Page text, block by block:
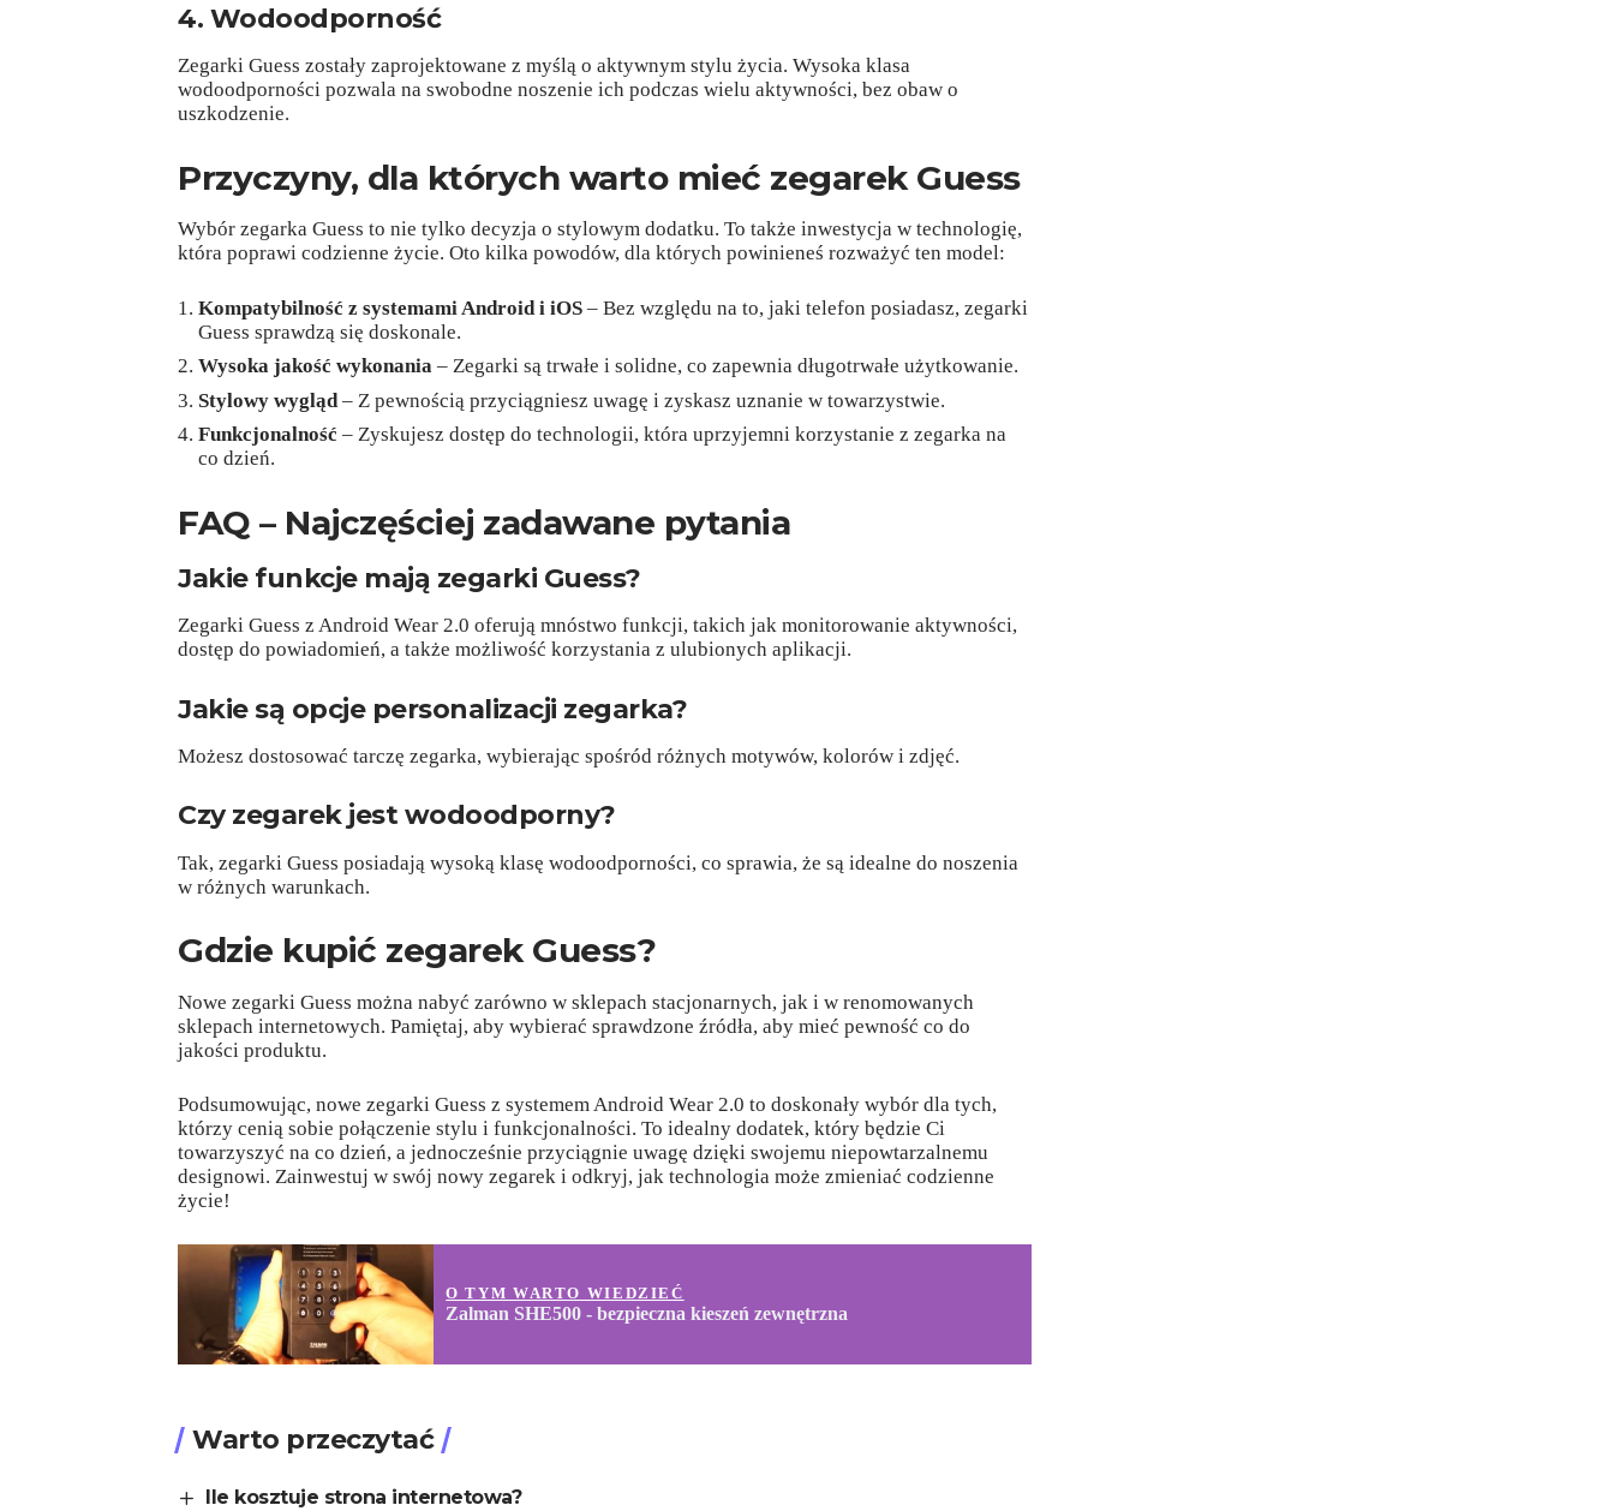
4. Wodoodporność
Zegarki Guess zostały zaprojektowane z myślą o aktywnym stylu życia. Wysoka klasa
wodoodporności pozwala na swobodne noszenie ich podczas wielu aktywności, bez obaw o
uszkodzenie.
Przyczyny, dla których warto mieć zegarek Guess
Wybór zegarka Guess to nie tylko decyzja o stylowym dodatku. To także inwestycja w technologię,
która poprawi codzienne życie. Oto kilka powodów, dla których powinieneś rozważyć ten model:
Kompatybilność z systemami Android i iOS – Bez względu na to, jaki telefon posiadasz, zegarki
Guess sprawdzą się doskonale.
Wysoka jakość wykonania – Zegarki są trwałe i solidne, co zapewnia długotrwałe użytkowanie.
Stylowy wygląd – Z pewnością przyciągniesz uwagę i zyskasz uznanie w towarzystwie.
Funkcjonalność – Zyskujesz dostęp do technologii, która uprzyjemni korzystanie z zegarka na
co dzień.
FAQ – Najczęściej zadawane pytania
Jakie funkcje mają zegarki Guess?
Zegarki Guess z Android Wear 2.0 oferują mnóstwo funkcji, takich jak monitorowanie aktywności,
dostęp do powiadomień, a także możliwość korzystania z ulubionych aplikacji.
Jakie są opcje personalizacji zegarka?
Możesz dostosować tarczę zegarka, wybierając spośród różnych motywów, kolorów i zdjęć.
Czy zegarek jest wodoodporny?
Tak, zegarki Guess posiadają wysoką klasę wodoodporności, co sprawia, że są idealne do noszenia
w różnych warunkach.
Gdzie kupić zegarek Guess?
Nowe zegarki Guess można nabyć zarówno w sklepach stacjonarnych, jak i w renomowanych
sklepach internetowych. Pamiętaj, aby wybierać sprawdzone źródła, aby mieć pewność co do
jakości produktu.
Podsumowując, nowe zegarki Guess z systemem Android Wear 2.0 to doskonały wybór dla tych,
którzy cenią sobie połączenie stylu i funkcjonalności. To idealny dodatek, który będzie Ci
towarzyszyć na co dzień, a jednocześnie przyciągnie uwagę dzięki swojemu niepowtarzalnemu
designowi. Zainwestuj w swój nowy zegarek i odkryj, jak technologia może zmieniać codzienne
życie!
O TYM WARTO WIEDZIEĆ
Zalman SHE500 - bezpieczna kieszeń zewnętrzna
Warto przeczytać
Ile kosztuje strona internetowa?